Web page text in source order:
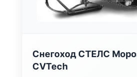
Снегоход СТЕЛС
CVTech